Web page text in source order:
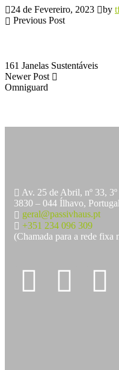
24 de Fevereiro, 2023 by
Previous Post
161 Janelas Sustentáveis
Newer Post
Omniguard
Av. 25 de Abril, nº 33, 3º
3830 – 044 Ílhavo, Portugal
geral@passivhaus.pt
+351 234 096 309
(Chamada para a rede fixa